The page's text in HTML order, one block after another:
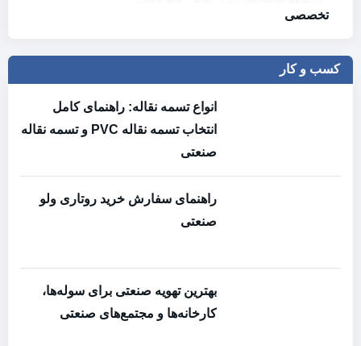
تخصصی
کسب و کار
انواع تسمه نقاله: راهنمای کامل
انتخاب تسمه نقاله PVC و تسمه نقاله
صنعتی
راهنمای سفارش خرید روتاری ولو
صنعتی
بهترین تهویه صنعتی برای سوله‌ها،
کارخانه‌ها و مجتمع‌های صنعتی